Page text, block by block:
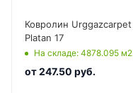
Ковролин Urggazcarpet
Platan 17
На складе: 4878.095 м2
от247.50 руб.